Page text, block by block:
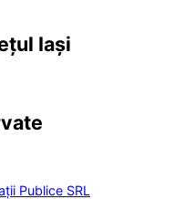
Iași
Publice SRL